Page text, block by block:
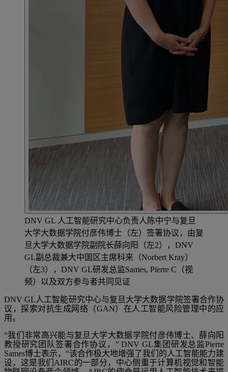
DNV GL 人工智能研究中心负责人陈中宁与复旦
大学大数据学院付彦伟博士（左）签署协议，由复
旦大学大数据学院副院长薛向阳（左2），DNV
GL副总裁兼大中国区主席科来（Norbert Kray）
（左3），DNV GL研发总监Sames, Pierre C（视
频）以及双方参与者共同见证
DNV GL人工智能研究中心与复旦大学大数据学院签署合作协
议，探索对抗生成网络（GAN）在人工智能风险管理中的应
用。
“我们非常高兴能与复旦大学大数据学院付彦伟博士、薛向阳
教授研究团队签署合作协议，” DNV GL集团研发总监Pierre
Sames博士表示，“该合作极大地增强了我们的人工智能能力建
设，这是我们AIRC的一部分，中心侧重于计算机视觉和智能